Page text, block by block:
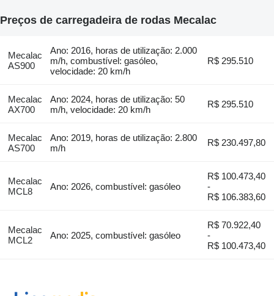
Preços de carregadeira de rodas Mecalac
Mecalac
AS900
Ano: 2016, horas de utilização: 2.000
m/h, combustível: gasóleo,
velocidade: 20 km/h
R$ 295.510
Mecalac
AX700
Ano: 2024, horas de utilização: 50
m/h, velocidade: 20 km/h
R$ 295.510
Mecalac
AS700
Ano: 2019, horas de utilização: 2.800
m/h
R$ 230.497,80
Mecalac
MCL8
Ano: 2026, combustível: gasóleo
R$ 100.473,40
-
R$ 106.383,60
Mecalac
MCL2
Ano: 2025, combustível: gasóleo
R$ 70.922,40
-
R$ 100.473,40